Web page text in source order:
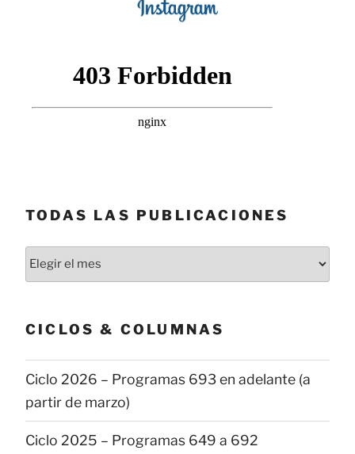
TODAS LAS PUBLICACIONES
Todas
CICLOS & COLUMNAS
Ciclo 2026 – Programas 693 en adelante (a
partir de marzo)
Ciclo 2025 – Programas 649 a 692